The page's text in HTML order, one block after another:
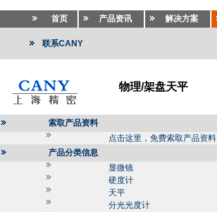
首页 产品资讯 解决方案
联系CANY
物理/架盘天平
索取产品资料
点击这里，免费索取产品资料
产品分类信息
显微镜
硬度计
天平
分光光度计